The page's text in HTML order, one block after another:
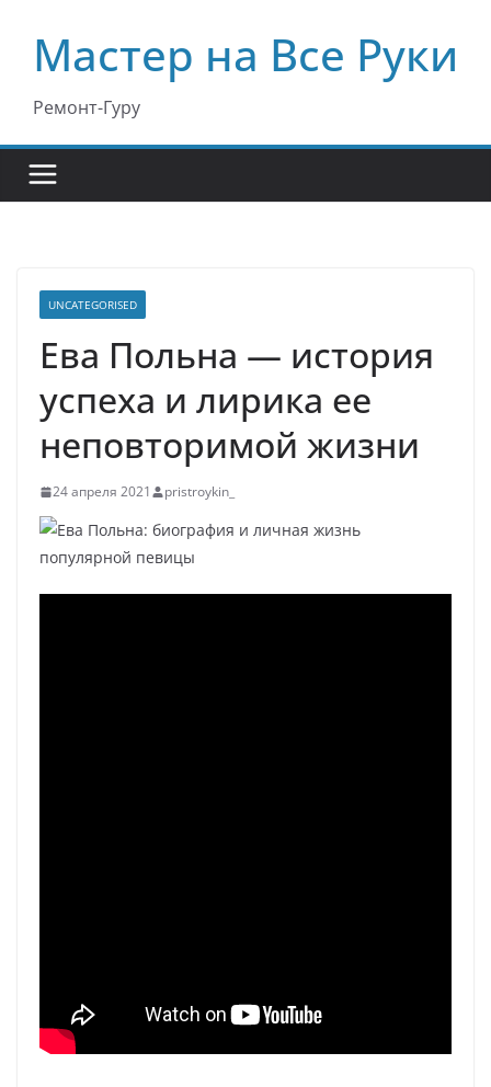
содержимому
Мастер на Все Руки
Ремонт-Гуру
UNCATEGORISED
Ева Польна — история
успеха и лирика ее
неповторимой жизни
24 апреля 2021 pristroykin_